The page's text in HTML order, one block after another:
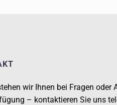
wir Ihnen bei Fragen oder
– kontaktieren Sie uns